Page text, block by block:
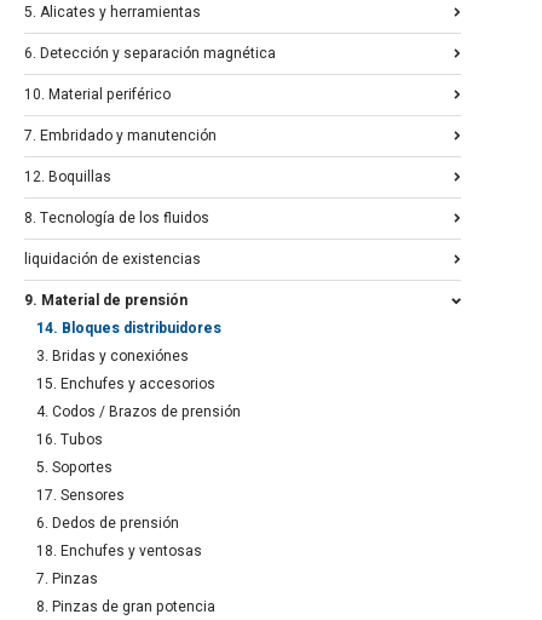
5. Alicates y herramientas
6. Detección y separación magnética
10. Material periférico
7. Embridado y manutención
12. Boquillas
8. Tecnología de los fluidos
liquidación de existencias
9. Material de prensión
14. Bloques distribuidores
3. Bridas y conexiónes
15. Enchufes y accesorios
4. Codos / Brazos de prensión
16. Tubos
5. Soportes
17. Sensores
6. Dedos de prensión
18. Enchufes y ventosas
7. Pinzas
8. Pinzas de gran potencia